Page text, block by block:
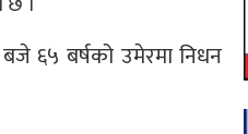
६५ बर्षको उमेरमा निधन